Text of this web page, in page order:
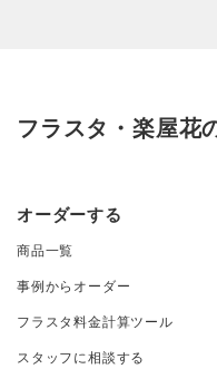
フラスタ・楽屋花
オーダーする
商品一覧
事例からオーダー
フラスタ料金計算ツール
スタッフに相談する